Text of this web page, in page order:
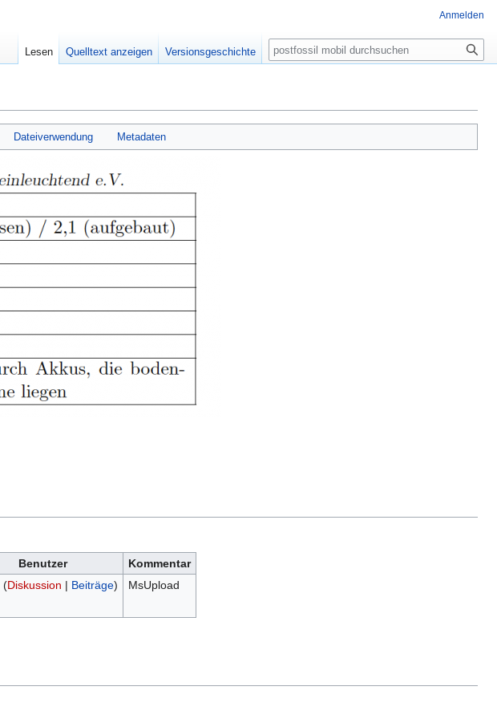
Dateiverwendung Metadaten
Benutzer
Kommentar
(Diskussion | Beiträge) MsUpload
Anmelden
Lesen Quelltext anzeigen Versionsgeschichte Suche